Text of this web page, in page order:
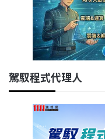
駕馭程式代理人